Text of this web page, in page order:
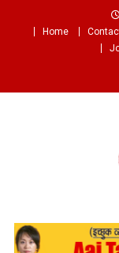
Home
Aaj Tak